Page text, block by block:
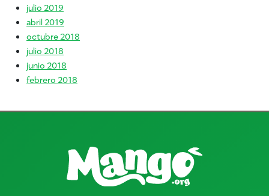
julio 2019
abril 2019
octubre 2018
julio 2018
junio 2018
febrero 2018